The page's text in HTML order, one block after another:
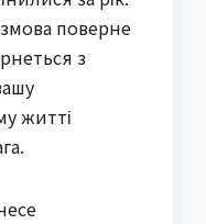
поверне
з
житті